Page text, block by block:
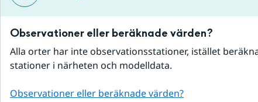
Observationer eller beräknade värden?
Alla orter har inte observationsstationer, istället
stationer i närheten och modelldata.
Observationer eller beräknade värden?